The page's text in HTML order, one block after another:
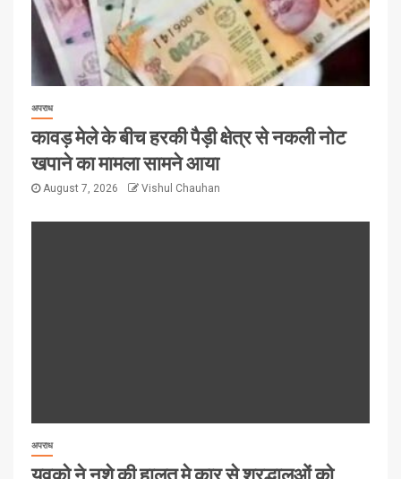
अपराध
कावड़ मेले के बीच हरकी पैड़ी क्षेत्र से नकली नोट
खपाने का मामला सामने आया
August 7, 2026 Vishul Chauhan
अपराध
युवको ने नशे की हालत मे कार से श्रद्धालुओं को